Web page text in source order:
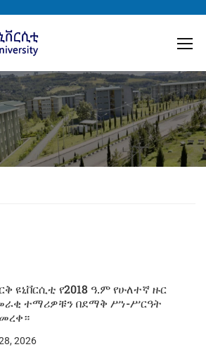
ዩኒቨርሲቲ የ2018 ዓ.ም የሁለተኛ ዙር
ተማሪዎቹን በደማቅ ሥነ-ሥርዓት
2026